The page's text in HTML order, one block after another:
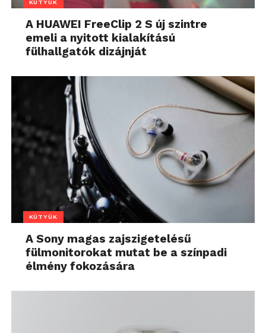
KÜTYÜK
A HUAWEI FreeClip 2 S új szintre
emeli a nyitott kialakítású
fülhallgatók dizájnját
KÜTYÜK
A Sony magas zajszigetelésű
fülmonitorokat mutat be a színpadi
élmény fokozására